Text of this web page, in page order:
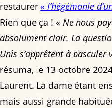
restaurer « l’hégémonie
Rien que ça ! « Ne nous
absolument clair. La
Unis s’apprêtent à basculer
résuma, le 13 octobre
Laurent. La dame étant
mais aussi grande